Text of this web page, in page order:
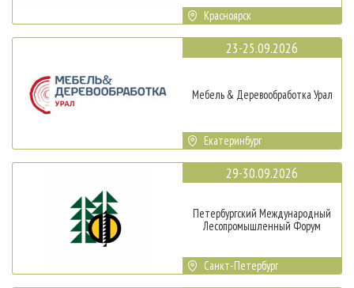
Красноярск
23-25.09.2026
Мебель & Деревообработка Урал
Екатеринбург
29-30.09.2026
Петербургский Международный
Лесопромышленный Форум
Санкт-Петербург